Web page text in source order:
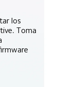
los
Toma